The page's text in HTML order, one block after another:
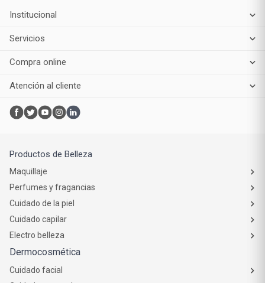
Institucional
Servicios
Compra online
Atención al cliente
Productos de Belleza
Maquillaje
Perfumes y fragancias
Cuidado de la piel
Cuidado capilar
Electro belleza
Dermocosmética
Cuidado facial